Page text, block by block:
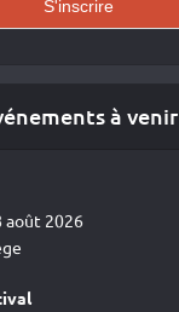
à venir
août 2026